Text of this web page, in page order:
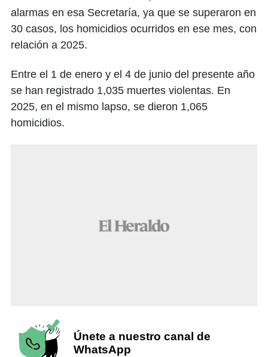
alarmas en esa Secretaría, ya que se superaron en
30 casos, los homicidios ocurridos en ese mes, con
relación a 2025.
Entre el 1 de enero y el 4 de junio del presente año
se han registrado 1,035 muertes violentas. En
2025, en el mismo lapso, se dieron 1,065
homicidios.
Únete a nuestro canal de
WhatsApp